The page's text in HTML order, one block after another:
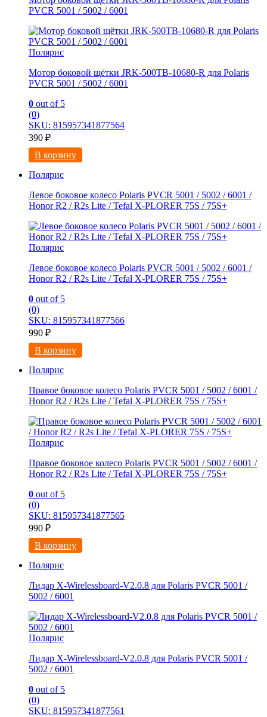
PVCR 5001 / 5002 / 6001
Полярис
Мотор боковой щётки JRK-500TB-10680-R для Polaris
PVCR 5001 / 5002 / 6001
0 out of 5
(0)
SKU: 815957341877564
390 ₽
В корзину
Полярис
Левое боковое колесо Polaris PVCR 5001 / 5002 / 6001 /
Honor R2 / R2s Litе / Tefal X-PLORER 75S / 75S+
Полярис
Левое боковое колесо Polaris PVCR 5001 / 5002 / 6001 /
Honor R2 / R2s Litе / Tefal X-PLORER 75S / 75S+
0 out of 5
(0)
SKU: 815957341877566
990 ₽
В корзину
Полярис
Правое боковое колесо Polaris PVCR 5001 / 5002 / 6001 /
Honor R2 / R2s Litе / Tefal X-PLORER 75S / 75S+
Полярис
Правое боковое колесо Polaris PVCR 5001 / 5002 / 6001 /
Honor R2 / R2s Litе / Tefal X-PLORER 75S / 75S+
0 out of 5
(0)
SKU: 815957341877565
990 ₽
В корзину
Полярис
Лидар X-Wirelessboard-V2.0.8 для Polaris PVCR 5001 /
5002 / 6001
Полярис
Лидар X-Wirelessboard-V2.0.8 для Polaris PVCR 5001 /
5002 / 6001
0 out of 5
(0)
SKU: 815957341877561